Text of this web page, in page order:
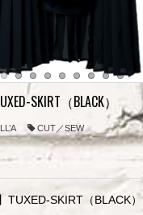
SKIRT（BLACK）
CUT／SEW
TUXED-SKIRT（BLACK）